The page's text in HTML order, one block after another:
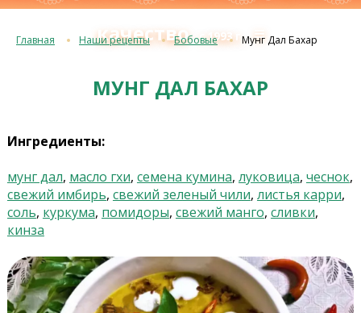
качествос 1993 г.≡
Главная Наши рецепты Бобовые Мунг Дал Бахар
МУНГ ДАЛ БАХАР
Ингредиенты:
мунг дал, масло гхи, семена кумина, луковица, чеснок,
свежий имбирь, свежий зеленый чили, листья карри,
соль, куркума, помидоры, свежий манго, сливки,
кинза